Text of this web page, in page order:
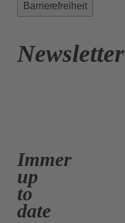
Barrierefreiheit
Newsletter
Immer
up
to
date